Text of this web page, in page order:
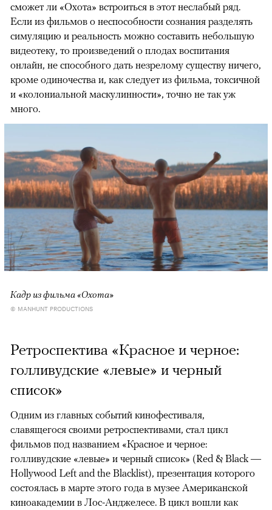
сможет ли «Охота» встроиться в этот неслабый ряд.
Если из фильмов о неспособности сознания разделять
симуляцию и реальность можно составить небольшую
видеотеку, то произведений о плодах воспитания
онлайн, не способного дать незрелому существу ничего,
кроме одиночества и, как следует из фильма, токсичной
и «колониальной маскулинности», точно не так уж
много.
Кадр из фильма «Охота»
© MANHUNT PRODUCTIONS
Ретроспектива «Красное и черное:
голливудские «левые» и черный
список»
Одним из главных событий кинофестиваля,
славящегося своими ретроспективами, стал цикл
фильмов под названием «Красное и черное:
голливудские «левые» и черный список» (Red & Black —
Hollywood Left and the Blacklist), презентация которого
состоялась в марте этого года в музее Американской
киноакадемии в Лос-Анджелесе. В цикл вошли как